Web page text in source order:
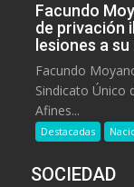
Facundo
de privación
lesiones a
Facundo
Sindicato Único
Afines...
Destacadas
SOCIEDAD